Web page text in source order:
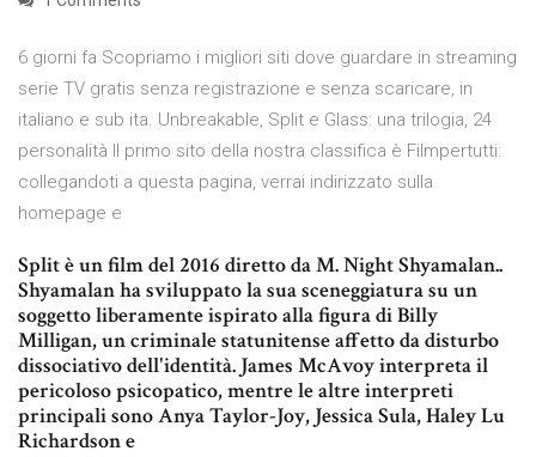
6 giorni fa Scopriamo i migliori siti dove guardare in streaming
serie TV gratis senza registrazione e senza scaricare, in
italiano e sub ita. Unbreakable, Split e Glass: una trilogia, 24
personalità Il primo sito della nostra classifica è Filmpertutti:
collegandoti a questa pagina, verrai indirizzato sulla
homepage e
Split è un film del 2016 diretto da M. Night Shyamalan..
Shyamalan ha sviluppato la sua sceneggiatura su un
soggetto liberamente ispirato alla figura di Billy
Milligan, un criminale statunitense affetto da disturbo
dissociativo dell'identità. James McAvoy interpreta il
pericoloso psicopatico, mentre le altre interpreti
principali sono Anya Taylor-Joy, Jessica Sula, Haley Lu
Richardson e